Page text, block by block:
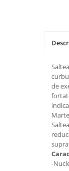
Top saltele
Saltele ieftine
Saltele cu plasa
Saltele cu spuma
Mobila bucatarie
Seturi mese si
Suporturi si
Portmantouri
Seturi mobilier hol
de
-